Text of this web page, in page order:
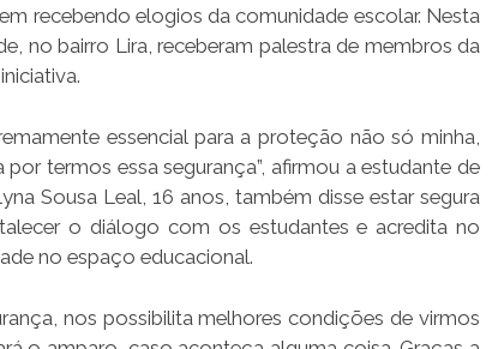
recebendo elogios da comunidade escolar. Nesta
no bairro Lira, receberam palestra de membros da
essencial para a proteção não só minha,
termos essa segurança”, afirmou a estudante de
Sousa Leal, 16 anos, também disse estar segura
o diálogo com os estudantes e acredita no
no espaço educacional.
nos possibilita melhores condições de virmos